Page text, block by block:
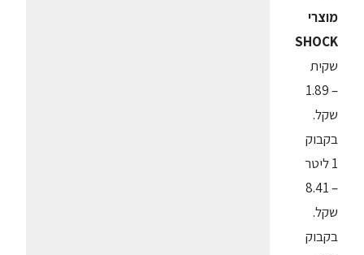
מוצרי
SHOCK
שקית
– 1.89
שקל.
בקבוק
1 ליטר
– 8.41
שקל.
בקבוק